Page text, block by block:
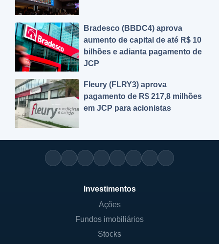
Bradesco (BBDC4) aprova
aumento de capital de até R$ 10
bilhões e adianta pagamento de
JCP
Fleury (FLRY3) aprova
pagamento de R$ 217,8 milhões
em JCP para acionistas
Investimentos
Ações
Fundos imobiliários
Stocks